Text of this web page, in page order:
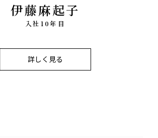
伊藤麻起子
入社10年目
詳しく見る